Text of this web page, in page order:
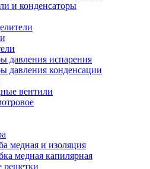
и конденсаторы
давления испарения
давления конденсации
вентили
медная и изоляция
медная капилярная
решетки